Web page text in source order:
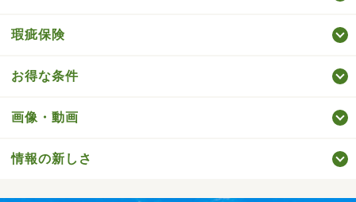
瑕疵保険
お得な条件
画像・動画
情報の新しさ